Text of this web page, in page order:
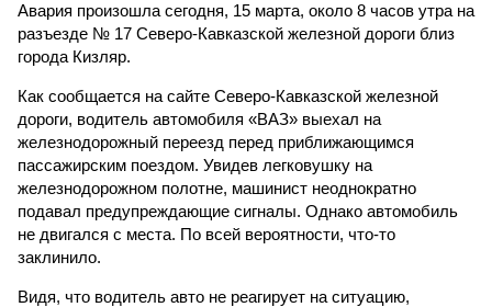
Авария произошла сегодня, 15 марта, около 8 часов утра на
разъезде № 17 Северо-Кавказской железной дороги близ
города Кизляр.
Как сообщается на сайте Северо-Кавказской железной
дороги, водитель автомобиля «ВАЗ» выехал на
железнодорожный переезд перед приближающимся
пассажирским поездом. Увидев легковушку на
железнодорожном полотне, машинист неоднократно
подавал предупреждающие сигналы. Однако автомобиль
не двигался с места. По всей вероятности, что-то
заклинило.
Видя, что водитель авто не реагирует на ситуацию,